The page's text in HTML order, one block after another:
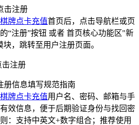
击注册
牌点卡充值首页后，点击导航栏或页
“注册”按钮 或者 首页核心功能区"新
，跳转至用户注册页面。
册信息填写规范指南
牌点卡充值用户名、密码、邮箱与手
效信息，便于后期验证身份与找回密
：支持中英文+数字组合；推荐使用